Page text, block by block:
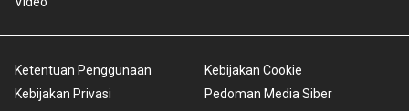
Ketentuan Penggunaan
Kebijakan Privasi
Kebijakan Cookie
Pedoman Media Siber